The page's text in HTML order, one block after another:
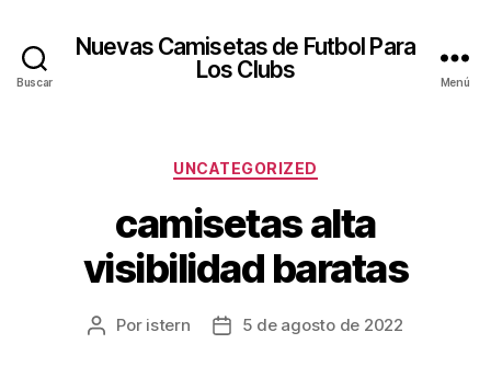
Buscar
Nuevas Camisetas de Futbol Para
Los Clubs
Menú
Categorías
UNCATEGORIZED
camisetas alta
visibilidad baratas
Autor
Por istern
Fecha5 de agosto de 2022